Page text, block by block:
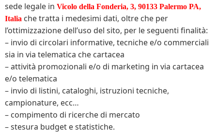
sede legale in Vicolo della Fonderia, 3, 90133 Palermo PA,
Italia che tratta i medesimi dati, oltre che per
l’ottimizzazione dell’uso del sito, per le seguenti finalità:
– invio di circolari informative, tecniche e/o commerciali
sia in via telematica che cartacea
– attività promozionali e/o di marketing in via cartacea
e/o telematica
– invio di listini, cataloghi, istruzioni tecniche,
campionature, ecc…
– compimento di ricerche di mercato
– stesura budget e statistiche.